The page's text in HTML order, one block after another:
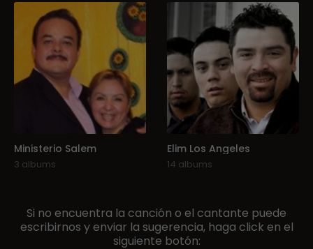
Ministerio Salem
3 albums
Elim Los Angeles
14 albums
Si no encuentra la canción o el cantante puede
escribirnos y enviar la sugerencia, haga click en el
siguiente botón: